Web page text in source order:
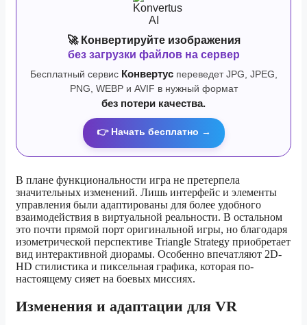
🚀 Конвертируйте изображения
без загрузки файлов на сервер
Бесплатный сервис Конвертуспереведет JPG, JPEG,
PNG, WEBP и AVIF в нужный формат
без потери качества.
👉 Начать бесплатно →
В плане функциональности игра не претерпела
значительных изменений. Лишь интерфейс и элементы
управления были адаптированы для более удобного
взаимодействия в виртуальной реальности. В остальном
это почти прямой порт оригинальной игры, но благодаря
изометрической перспективе Triangle Strategy приобретает
вид интерактивной диорамы. Особенно впечатляют 2D-
HD стилистика и пиксельная графика, которая по-
настоящему сияет на боевых миссиях.
Изменения и адаптации для VR